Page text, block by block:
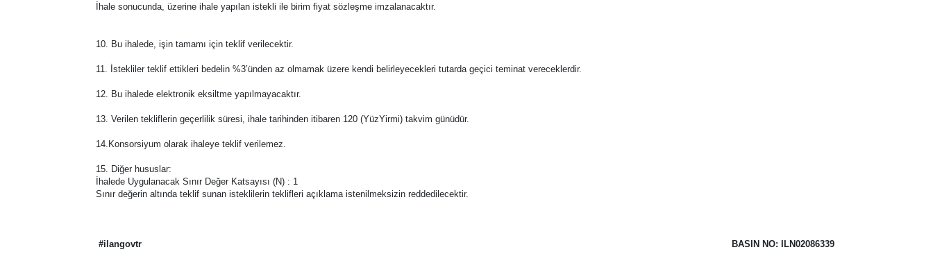
İhale sonucunda, üzerine ihale yapılan istekli ile birim fiyat sözleşme imzalanacaktır.
10. Bu ihalede, işin tamamı için teklif verilecektir.
11. İstekliler teklif ettikleri bedelin %3’ünden az olmamak üzere kendi belirleyecekleri tutarda geçici teminat vereceklerdir.
12. Bu ihalede elektronik eksiltme yapılmayacaktır.
13. Verilen tekliflerin geçerlilik süresi, ihale tarihinden itibaren 120 (YüzYirmi) takvim günüdür.
14.Konsorsiyum olarak ihaleye teklif verilemez.
15. Diğer hususlar:
İhalede Uygulanacak Sınır Değer Katsayısı (N) : 1
Sınır değerin altında teklif sunan isteklilerin teklifleri açıklama istenilmeksizin reddedilecektir.
#ilangovtr BASIN NO: ILN02086339